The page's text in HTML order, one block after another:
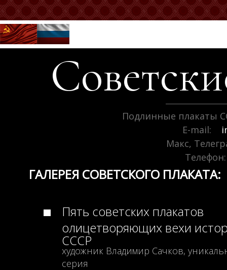
Подлинные плакаты
E-mail:
Макс,
Телефон:
ГАЛЕРЕЯ СОВЕТСКОГО ПЛАКАТА:
Пять советских плакатов
олицетворяющих вехи
СССР
художник Владимир Сачков,
серия